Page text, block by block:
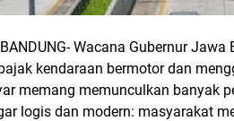
Wacana Gubernur
kendaraan bermotor dan
memang memunculkan banyak
logis dan modern: masyarakat